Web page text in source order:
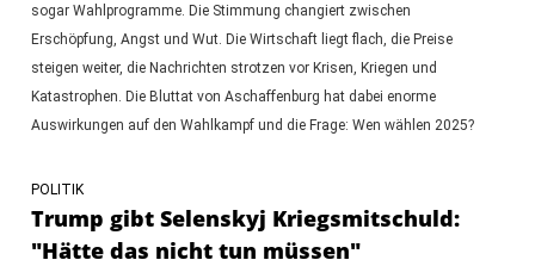
sogar Wahlprogramme. Die Stimmung changiert zwischen
Erschöpfung, Angst und Wut. Die Wirtschaft liegt flach, die Preise
steigen weiter, die Nachrichten strotzen vor Krisen, Kriegen und
Katastrophen. Die Bluttat von Aschaffenburg hat dabei enorme
Auswirkungen auf den Wahlkampf und die Frage: Wen wählen 2025?
POLITIK
Trump gibt Selenskyj Kriegsmitschuld:
"Hätte das nicht tun müssen"